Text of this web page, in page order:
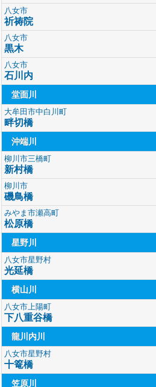
八女市
祈祷院
八女市
黒木
八女市
石川内
堂面川
大牟田市中白川町
畔切橋
沖端川
柳川市三橋町
新村橋
柳川市
磯鳥橋
みやま市瀬高町
松原橋
星野川
八女市星野村
光延橋
横山川
八女市上陽町
下八重谷橋
龍川内川
八女市星野村
十篭橋
笠原川